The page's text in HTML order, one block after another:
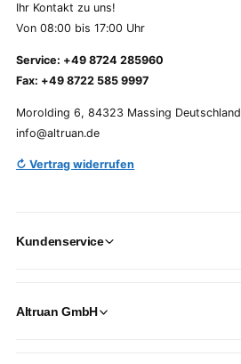
Ihr Kontakt zu uns!
Von 08:00 bis 17:00 Uhr
Service: +49 8724 285960
Fax: +49 8722 585 9997
Morolding 6, 84323 Massing Deutschland
info@altruan.de
↻ Vertrag widerrufen
Kundenservice
Altruan GmbH